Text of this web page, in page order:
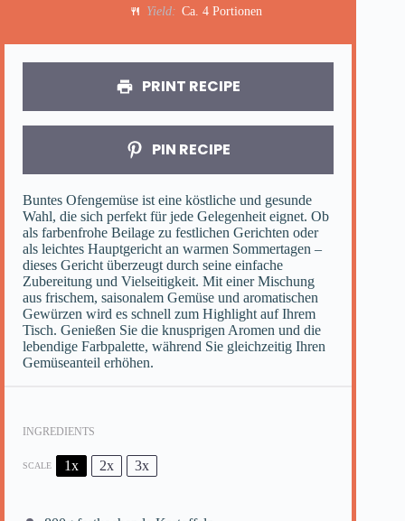
Yield: Ca. 4 Portionen
PRINT RECIPE
PIN RECIPE
Buntes Ofengemüse ist eine köstliche und gesunde
Wahl, die sich perfekt für jede Gelegenheit eignet. Ob
als farbenfrohe Beilage zu festlichen Gerichten oder
als leichtes Hauptgericht an warmen Sommertagen –
dieses Gericht überzeugt durch seine einfache
Zubereitung und Vielseitigkeit. Mit einer Mischung
aus frischem, saisonalem Gemüse und aromatischen
Gewürzen wird es schnell zum Highlight auf Ihrem
Tisch. Genießen Sie die knusprigen Aromen und die
lebendige Farbpalette, während Sie gleichzeitig Ihren
Gemüseanteil erhöhen.
INGREDIENTS
SCALE 1x 2x 3x